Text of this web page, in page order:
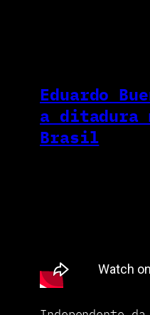
Eduardo
a
Brasil